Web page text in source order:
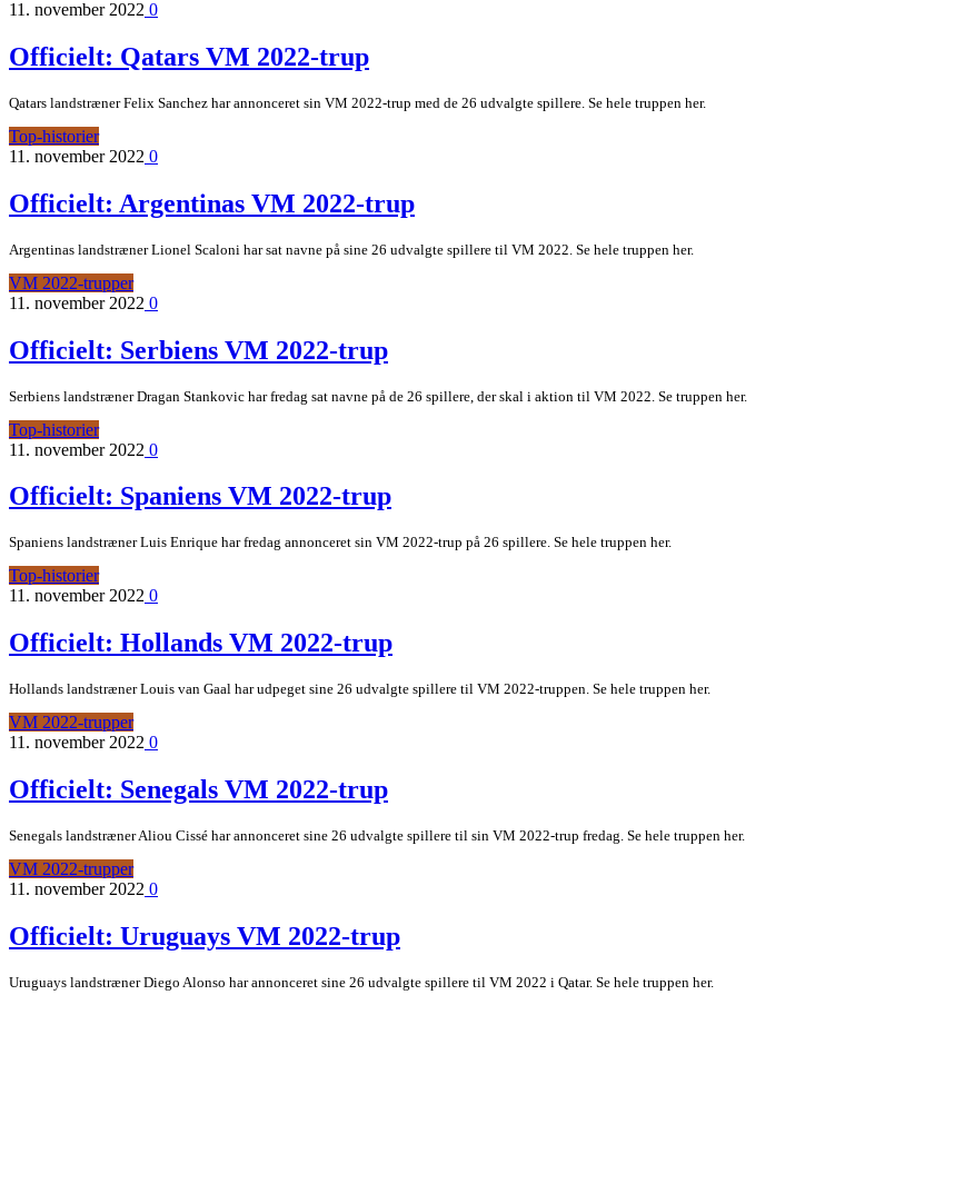
11. november 2022 0
Officielt: Qatars VM 2022-trup
Qatars landstræner Felix Sanchez har annonceret sin VM 2022-trup med de 26 udvalgte spillere. Se hele truppen her.
Top-historier
11. november 2022 0
Officielt: Argentinas VM 2022-trup
Argentinas landstræner Lionel Scaloni har sat navne på sine 26 udvalgte spillere til VM 2022. Se hele truppen her.
VM 2022-trupper
11. november 2022 0
Officielt: Serbiens VM 2022-trup
Serbiens landstræner Dragan Stankovic har fredag sat navne på de 26 spillere, der skal i aktion til VM 2022. Se truppen her.
Top-historier
11. november 2022 0
Officielt: Spaniens VM 2022-trup
Spaniens landstræner Luis Enrique har fredag annonceret sin VM 2022-trup på 26 spillere. Se hele truppen her.
Top-historier
11. november 2022 0
Officielt: Hollands VM 2022-trup
Hollands landstræner Louis van Gaal har udpeget sine 26 udvalgte spillere til VM 2022-truppen. Se hele truppen her.
VM 2022-trupper
11. november 2022 0
Officielt: Senegals VM 2022-trup
Senegals landstræner Aliou Cissé har annonceret sine 26 udvalgte spillere til sin VM 2022-trup fredag. Se hele truppen her.
VM 2022-trupper
11. november 2022 0
Officielt: Uruguays VM 2022-trup
Uruguays landstræner Diego Alonso har annonceret sine 26 udvalgte spillere til VM 2022 i Qatar. Se hele truppen her.